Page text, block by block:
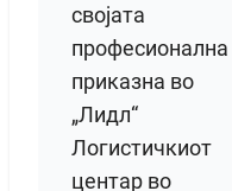
својата
професионална
приказна во
„Лидл“
Логистичкиот
центар во